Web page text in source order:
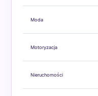
Moda
Motoryzacja
Nieruchomości